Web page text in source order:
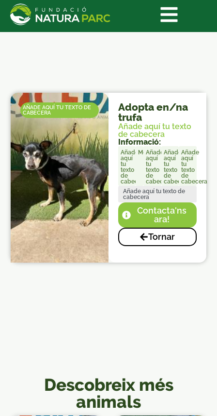
AÑADE AQUÍ TU TEXTO DE
CABECERA
Adopta en/na
trufa
Añade aquí tu texto
de cabecera
Informació:
Añade
aquí
tu
texto
de
cabecera
Mestizo
Añade
aquí
tu
texto
de
cabecera
Añade
aquí
tu
texto
de
cabecera
Añade
aquí
tu
texto
de
cabecera
Añade aquí tu texto de
cabecera
Contacta'ns
ara!
Tornar
Descobreix més
animals